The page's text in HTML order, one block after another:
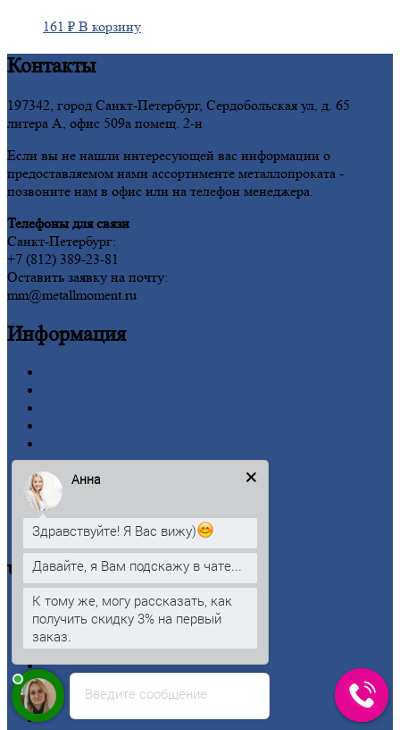
161 ₽ В корзину
Контакты
197342, город Санкт-Петербург, Сердобольская ул, д. 65
литера А, офис 509а помещ. 2-н
Если вы не нашли интересующей вас информации о
предоставляемом нами ассортименте металлопроката -
позвоните нам в офис или на телефон менеджера.
Телефоны для связи
Санкт-Петербург:
+7 (812) 389-23-81
Оставить заявку на почту:
mm@metallmoment.ru
Информация
Прайс-лист
Новости
Личный
Оформлениезаказа
Оплата
Черныйметаллопрокат
Арматура
Двутавровая балка (двутавр)
Квадрат
Кругстальной
Лист
Проволока
Рельсы
Введите сообщение
Анна
Здравствуйте! Я Вас вижу)
Давайте, я Вам подскажу в чате...
К тому же, могу рассказать, как
получить скидку 3% на первый
заказ.